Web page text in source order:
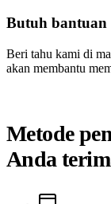
Butuh bantuan
Beri tahu kami di
akan membantu
Metode
Anda